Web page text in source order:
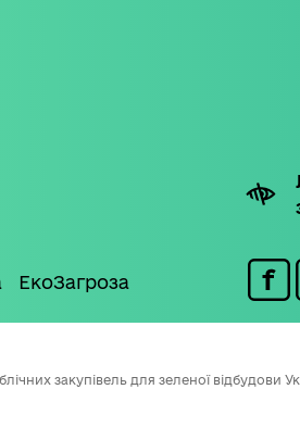
ЕкоЗагроза
закупівель для зеленої відбудови